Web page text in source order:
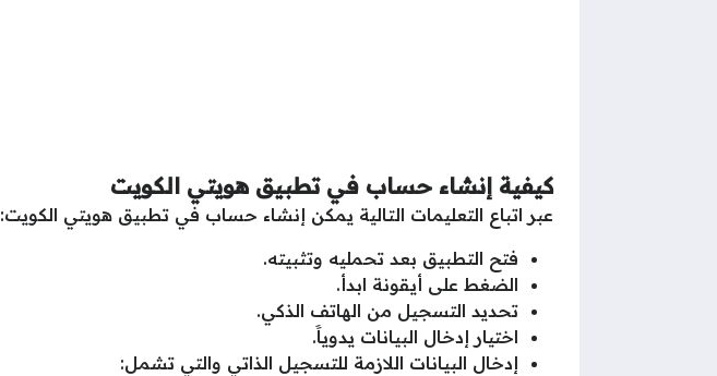
كيفية إنشاء حساب في تطبيق هويتي الكويت
عبر اتباع التعليمات التالية يمكن إنشاء حساب في تطبيق هويتي الكويت:
فتح التطبيق بعد تحمليه وتثبيته.
الضغط على أيقونة ابدأ.
تحديد التسجيل من الهاتف الذكي.
اختيار إدخال البيانات يدوياََ.
إدخال البيانات اللازمة للتسجيل الذاتي والتي تشمل: